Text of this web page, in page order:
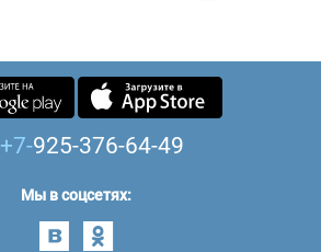
+7-925-376-64-49
Мы в соцсетях: